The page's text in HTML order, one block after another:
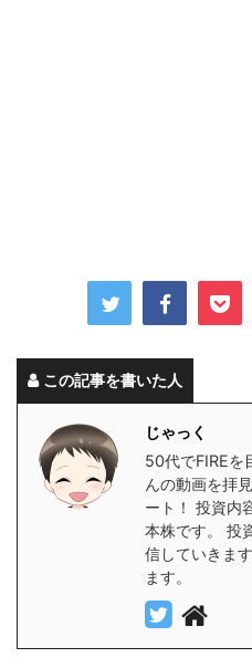
この記事を書いた人
じゃっく
50代でFIREを
んの動画を拝
ート！ 投資内
本株です。 投
信していきま
ます。